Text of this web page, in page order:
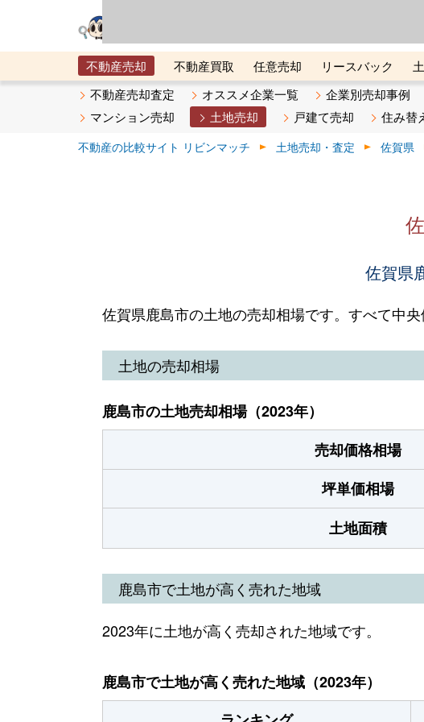
不動産売却 不動産買取 任意売却 リースバック
メタ住宅展示場
ベスト不動産カンパニー オンライン講座
不動産売却査定 オススメ企業一覧 企業別売却事例
マンション売却
土地売却 戸建て売却 住み替
不動産の比較サイト リビンマッチ 土地売却・査定 佐賀県
佐賀県
佐賀県鹿島市の土地の売却相場です。すべて中央
土地の売却相場
鹿島市の土地売却相場（2023年）
売却価格相場
坪単価相場
土地面積
鹿島市で土地が高く売れた地域
2023年に土地が高く売却された地域です。
鹿島市で土地が高く売れた地域（2023年）